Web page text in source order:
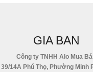
GIA BAN
Công ty TNHH Alo Mua
14A Phú Thọ, Phường Minh